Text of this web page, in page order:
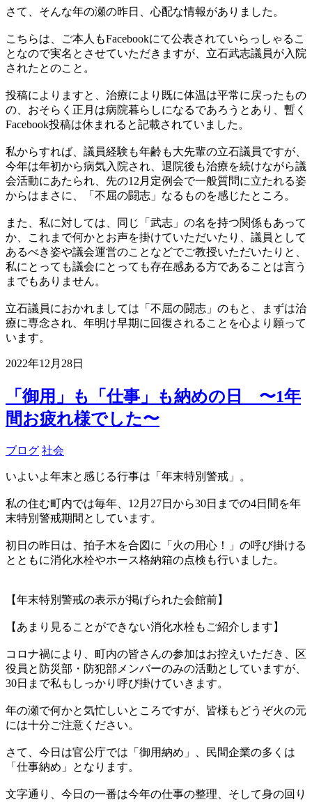
さて、そんな年の瀬の昨日、心配な情報がありました。
こちらは、ご本人もFacebookにて公表されていらっしゃるこ
となので実名とさせていただきますが、立石武志議員が入院
されたとのこと。
投稿によりますと、治療により既に体温は平常に戻ったもの
の、おそらく正月は病院暮らしになるであろうとあり、暫く
Facebook投稿は休まれると記載されていました。
私からすれば、議員経験も年齢も大先輩の立石議員ですが、
今年は年初から病気入院され、退院後も治療を続けながら議
会活動にあたられ、先の12月定例会で一般質問に立たれる姿
からはまさに、「不屈の闘志」なるものを感じたところ。
また、私に対しては、同じ「武志」の名を持つ関係もあって
か、これまで何かとお声を掛けていただいたり、議員として
あるべき姿や議会運営のことなどでご教授いただいたりと、
私にとっても議会にとっても存在感ある方であることは言う
までもありません。
立石議員におかれましては「不屈の闘志」のもと、まずは治
療に専念され、年明け早期に回復されることを心より願って
います。
2022年12月28日
「御用」も「仕事」も納めの日 〜1年
間お疲れ様でした〜
ブログ 社会
いよいよ年末と感じる行事は「年末特別警戒」。
私の住む町内では毎年、12月27日から30日までの4日間を年
末特別警戒期間としています。
初日の昨日は、拍子木を合図に「火の用心！」の呼び掛ける
とともに消化水栓やホース格納箱の点検も行いました。
【年末特別警戒の表示が掲げられた会館前】
【あまり見ることができない消化水栓もご紹介します】
コロナ禍により、町内の皆さんの参加はお控えいただき、区
役員と防災部・防犯部メンバーのみの活動としていますが、
30日まで私もしっかり呼び掛けていきます。
年の瀬で何かと気忙しいところですが、皆様もどうぞ火の元
には十分ご注意ください。
さて、今日は官公庁では「御用納め」、民間企業の多くは
「仕事納め」となります。
文字通り、今日の一番は今年の仕事の整理、そして身の回り